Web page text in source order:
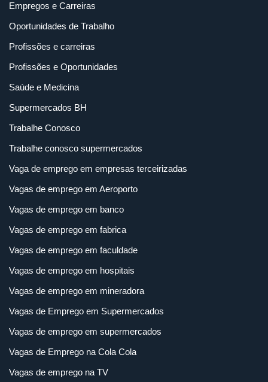
Empregos e Carreiras
Oportunidades de Trabalho
Profissões e carreiras
Profissões e Oportunidades
Saúde e Medicina
Supermercados BH
Trabalhe Conosco
Trabalhe conosco supermercados
Vaga de emprego em empresas terceirizadas
Vagas de emprego em Aeroporto
Vagas de emprego em banco
Vagas de emprego em fabrica
Vagas de emprego em faculdade
Vagas de emprego em hospitais
Vagas de emprego em mineradora
Vagas de Emprego em Supermercados
Vagas de emprego em supermercados
Vagas de Emprego na Cola Cola
Vagas de emprego na TV